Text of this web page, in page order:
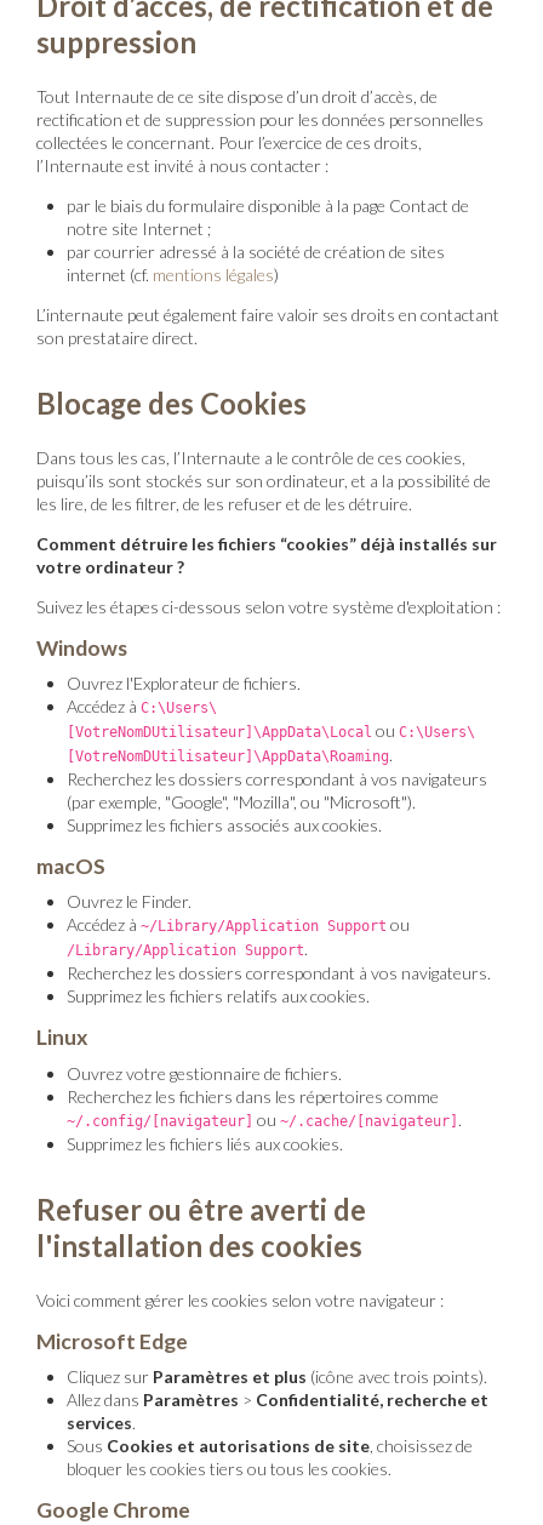
suppression
Tout Internaute de ce site dispose d’un droit d’accès, de
rectification et de suppression pour les données personnelles
collectées le concernant. Pour l’exercice de ces droits,
l’Internaute est invité à nous contacter :
par le biais du formulaire disponible à la page Contact de
notre site Internet ;
par courrier adressé à la société de création de sites
internet (cf. mentions légales)
L’internaute peut également faire valoir ses droits en contactant
son prestataire direct.
Blocage des Cookies
Dans tous les cas, l’Internaute a le contrôle de ces cookies,
puisqu’ils sont stockés sur son ordinateur, et a la possibilité de
les lire, de les filtrer, de les refuser et de les détruire.
Comment détruire les fichiers “cookies” déjà installés sur
votre ordinateur ?
Suivez les étapes ci-dessous selon votre système d'exploitation :
Windows
Ouvrez l'Explorateur de fichiers.
Accédez àC:\Users\
[VotreNomDUtilisateur]\AppData\Local ouC:\Users\
[VotreNomDUtilisateur]\AppData\Roaming.
Recherchez les dossiers correspondant à vos navigateurs
(par exemple, "Google", "Mozilla", ou "Microsoft").
Supprimez les fichiers associés aux cookies.
macOS
Ouvrez le Finder.
Accédez à~/Library/Application Support ou
/Library/Application Support.
Recherchez les dossiers correspondant à vos navigateurs.
Supprimez les fichiers relatifs aux cookies.
Linux
Ouvrez votre gestionnaire de fichiers.
Recherchez les fichiers dans les répertoires comme
~/.config/[navigateur] ou~/.cache/[navigateur].
Supprimez les fichiers liés aux cookies.
Refuser ou être averti de
l'installation des cookies
Voici comment gérer les cookies selon votre navigateur :
Microsoft Edge
Cliquez sur Paramètres et plus (icône avec trois points).
Allez dans Paramètres > Confidentialité, recherche et
services.
Sous Cookies et autorisations de site , choisissez de
bloquer les cookies tiers ou tous les cookies.
Google Chrome